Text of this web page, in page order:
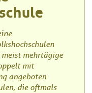
mehrtägige
mit
angeboten
die oftmals